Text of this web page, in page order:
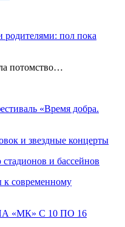
родителями: пол пока
потомство…
«Время добра.
и звездные концерты
и бассейнов
к современному
«МК» С 10 ПО 16